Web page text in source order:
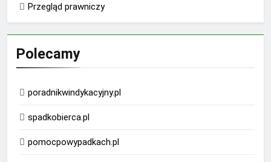
Przegląd prawniczy
Polecamy
poradnikwindykacyjny.pl
spadkobierca.pl
pomocpowypadkach.pl